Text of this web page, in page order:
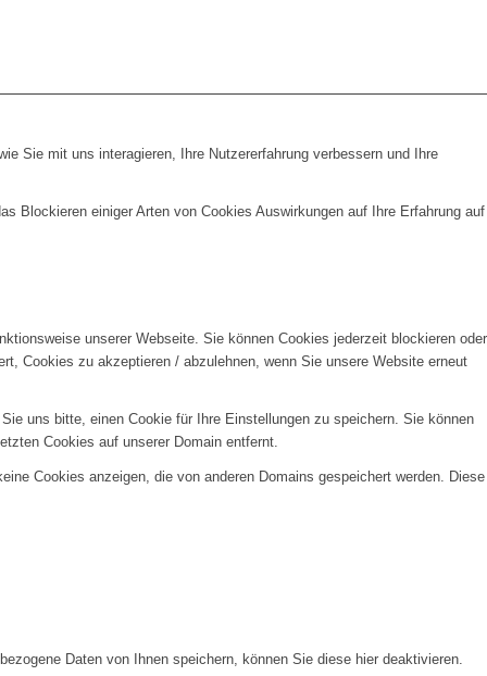
Sie mit uns interagieren, Ihre Nutzererfahrung verbessern und Ihre
Blockieren einiger Arten von Cookies Auswirkungen auf Ihre Erfahrung auf
unserer Webseite. Sie können Cookies jederzeit blockieren oder
Cookies zu akzeptieren / abzulehnen, wenn Sie unsere Website erneut
uns bitte, einen Cookie für Ihre Einstellungen zu speichern. Sie können
Cookies auf unserer Domain entfernt.
Cookies anzeigen, die von anderen Domains gespeichert werden. Diese
Daten von Ihnen speichern, können Sie diese hier deaktivieren.